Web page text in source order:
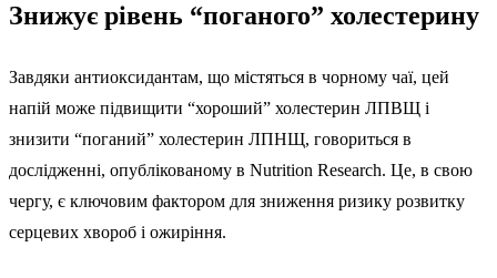
Знижує рівень “поганого” холестерину
Завдяки антиоксидантам, що містяться в чорному чаї, цей
напій може підвищити “хороший” холестерин ЛПВЩ і
знизити “поганий” холестерин ЛПНЩ, говориться в
дослідженні, опублікованому в Nutrition Research. Це, в свою
чергу, є ключовим фактором для зниження ризику розвитку
серцевих хвороб і ожиріння.